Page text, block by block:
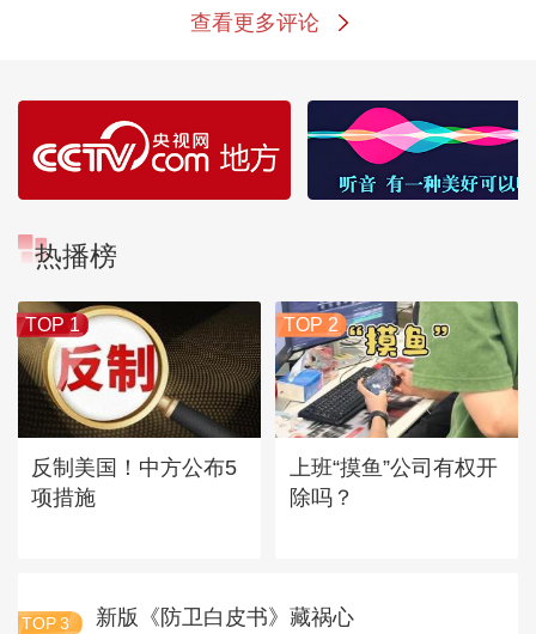
查看更多评论
热播榜
TOP 1
反制美国！中方公布5
项措施
TOP 2
上班“摸鱼”公司有权开
除吗？
TOP 3 新版《防卫白皮书》藏祸心